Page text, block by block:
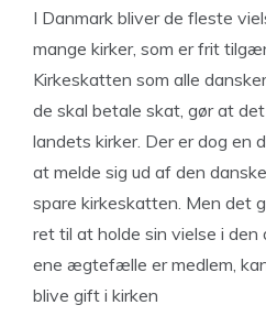
I Danmark bliver de fleste
mange kirker, som er frit
Kirkeskatten som alle
de skal betale skat, gør at
landets kirker. Der er dog en
at melde sig ud af den
spare kirkeskatten. Men det
ret til at holde sin vielse i den
ene ægtefælle er medlem,
blive gift i kirken